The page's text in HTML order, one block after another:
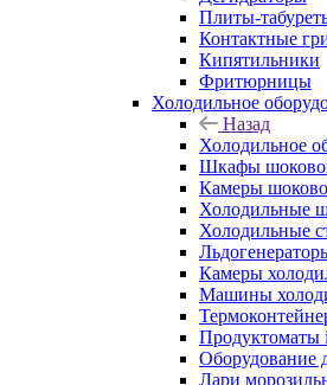
Плиты-
Контактные
Кипятильники
Фритюрницы
Холодильное
Назад
Холодильное
Шкафы
Камеры
Холодильные
Холодильные
Камеры
Машины
Продуктоматы
Оборудование
Лари